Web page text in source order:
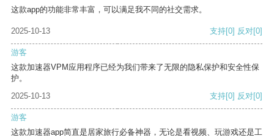
这款app的功能非常丰富，可以满足我不同的社交需求。
2025-10-13 支持[0] 反对[0]
游客
这款加速器VPM应用程序已经为我们带来了无限的隐私保护和安全性保
护。
2025-10-13
支持[0] 反对[0]
游客
这款加速器app简直是居家旅行必备神器，无论是看视频、玩游戏还是工